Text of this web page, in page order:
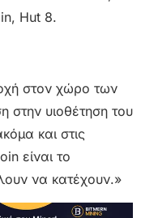
Hut 8.
στον χώρο των
στην υιοθέτηση του
και στις
είναι το
να κατέχουν.»